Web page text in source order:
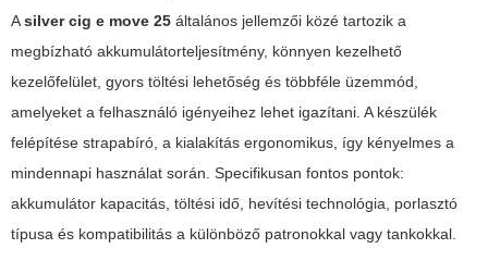
Asilver cig e move 25 általános jellemzői közé tartozik a
megbízható akkumulátorteljesítmény, könnyen kezelhető
kezelőfelület, gyors töltési lehetőség és többféle üzemmód,
amelyeket a felhasználó igényeihez lehet igazítani. A készülék
felépítése strapabíró, a kialakítás ergonomikus, így kényelmes a
mindennapi használat során. Specifikusan fontos pontok:
akkumulátor kapacitás, töltési idő, hevítési technológia, porlasztó
típusa és kompatibilitás a különböző patronokkal vagy tankokkal.